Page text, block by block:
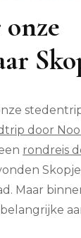
door
rondreis
Maar